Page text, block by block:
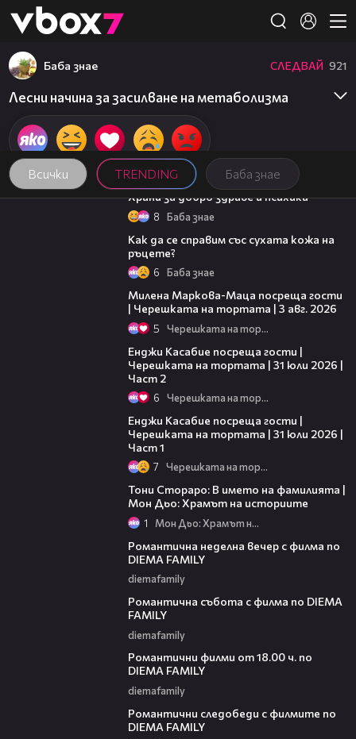
👾
Всички TRENDING Баба знае
Баба знае СЛЕДВАЙ 921
Лесни начина за засилване на метаболизма
01:27
Храни за добро здраве и психика
8 Баба знае
Как да се справим със сухата кожа на
ръцете?
6 Баба знае
Милена Маркова-Маца посреща гости
| Черешката на тортата | 3 авг. 2026
5 Черешката на тортата
Енджи Касабие посреща гости |
Черешката на тортата | 31 юли 2026 |
Част 2
6 Черешката на тортата
Енджи Касабие посреща гости |
Черешката на тортата | 31 юли 2026 |
Част 1
7 Черешката на тортата
Тони Стораро: В името на фамилията |
Мон Дьо: Храмът на историите
1 Мон Дьо: Храмът на историите
Романтична неделна вечер с филма по
DIEMA FAMILY
diemafamily
Романтична събота с филма по DIEMA
FAMILY
diemafamily
Романтични филми от 18.00 ч. по
DIEMA FAMILY
diemafamily
Романтични следобеди с филмите по
DIEMA FAMILY